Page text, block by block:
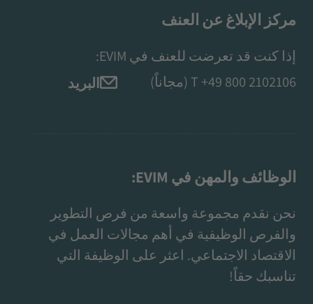
مركز الإبلاغ عن العنف
إذا كنت قد تعرضت للعنف في EVIM:
T +49 800 2102106 (مجاناً) البريد
الوظائف والمهن في EVIM:
نحن نقدم مجموعة واسعة من فرص التطوير
والفرص الوظيفية في أهم مجالات العمل في
الاقتصاد الاجتماعي. اعثر على الوظيفة التي
تناسبك حقاً!